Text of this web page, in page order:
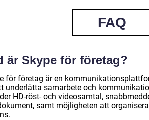
FAQ
är Skype för företag?
för företag är en
underlätta samarbete och
HD-röst- och videosamtal,
samt möjligheten att